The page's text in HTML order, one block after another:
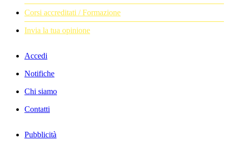
Corsi accreditati / Formazione
Invia la tua opinione
Accedi
Notifiche
Chi siamo
Contatti
Pubblicità